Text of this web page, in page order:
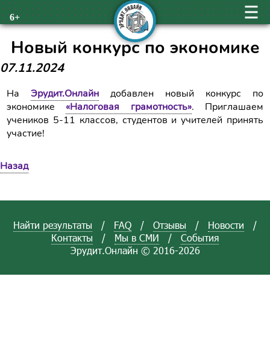
6+
Новый конкурс по экономике
07.11.2024
НаЭрудит.Онлайн добавлен новый конкурс по
экономике «Налоговая грамотность». Приглашаем
учеников 5-11 классов, студентов и учителей принять
участие!
Назад
Найти результаты / FAQ / Отзывы / Новости
/
Контакты
/ Мы в СМИ /
События
Эрудит.Онлайн © 2016-2026